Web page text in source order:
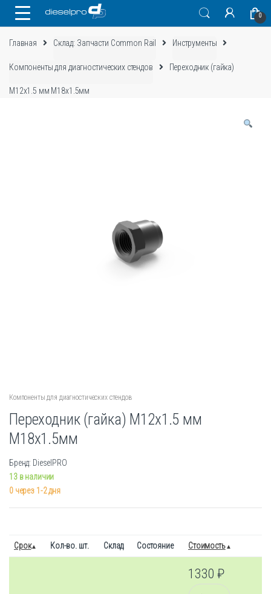
0
Главная Склад: Запчасти Common Rail Инструменты
Компоненты для диагностических стендов Переходник (гайка)
М12х1.5 мм М18х1.5мм
Компоненты для диагностических стендов
Переходник (гайка) М12х1.5 мм
М18х1.5мм
Бренд: DieselPRO
13 в наличии
0 через 1-2 дня
Срок Кол-во. шт. Склад Состояние Стоимость
1330₽
Количество